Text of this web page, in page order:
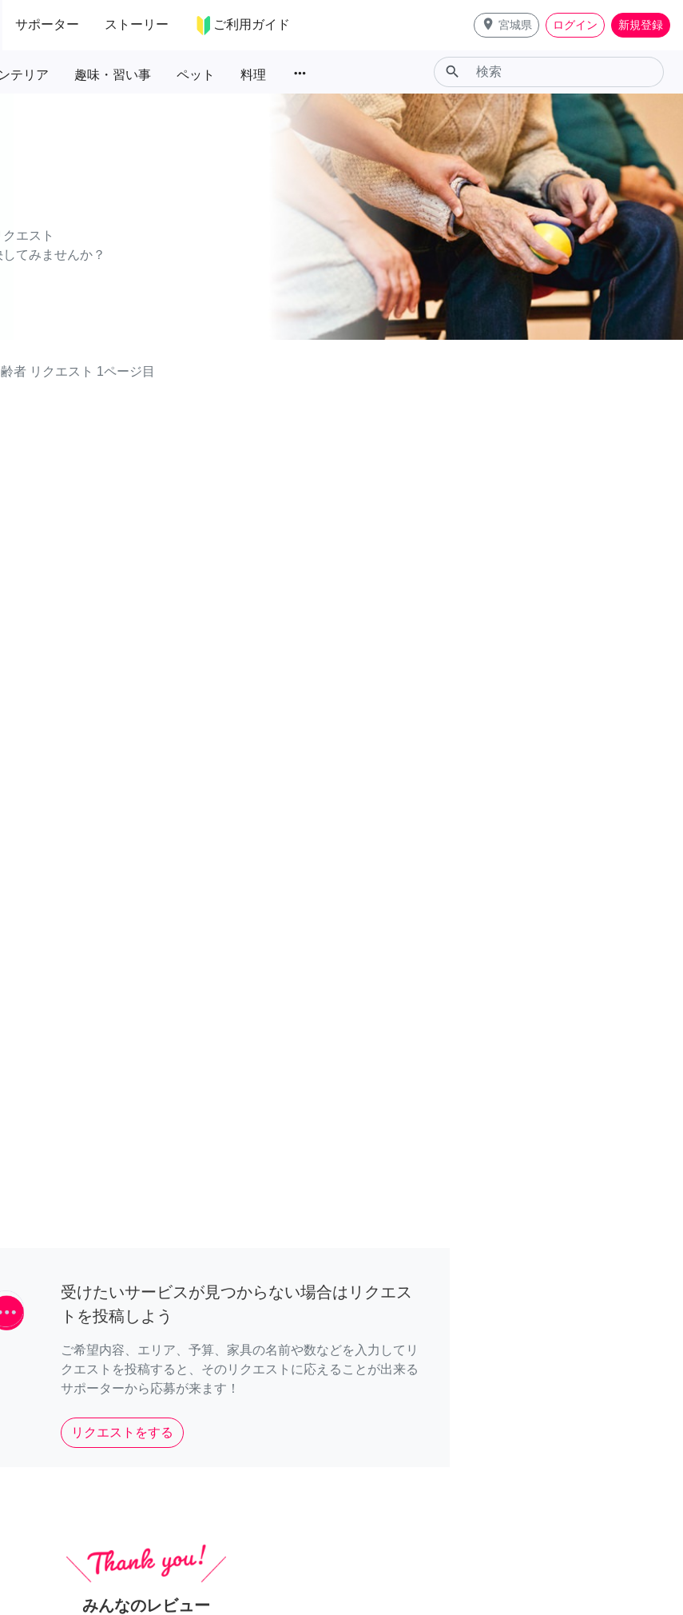
サポーター ストーリー ご利用ガイド place 宮城県 ログイン 新規登録
テリア 趣味・習い事 ペット 料理 more_horiz search
エスト
てみませんか？
者 リクエスト 1ページ目
受けたいサービスが見つからない場合はリクエス
トを投稿しよう
ご希望内容、エリア、予算、家具の名前や数などを入力してリ
クエストを投稿すると、そのリクエストに応えることが出来る
サポーターから応募が来ます！
リクエストをする
みんなのレビュー